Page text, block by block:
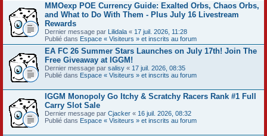
MMOexp POE Currency Guide: Exalted Orbs, Chaos Orbs,
and What to Do With Them - Plus July 16 Livestream
Rewards
Dernier message par Lilidala « 17 juil. 2026, 11:28
Publié dans Espace « Visiteurs » et inscrits au forum
EA FC 26 Summer Stars Launches on July 17th! Join The
Free Giveaway at IGGM!
Dernier message par salisy « 17 juil. 2026, 08:35
Publié dans Espace « Visiteurs » et inscrits au forum
IGGM Monopoly Go Itchy & Scratchy Racers Rank #1 Full
Carry Slot Sale
Dernier message par Cjacker « 16 juil. 2026, 08:32
Publié dans Espace « Visiteurs » et inscrits au forum